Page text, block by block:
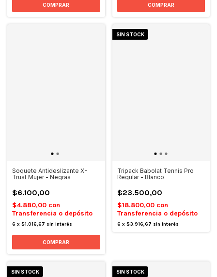
Soquete Antideslizante X-
Trust Mujer - Negras
$6.100,00
$4.880,00 con
Transferencia o depósito
6 x $1.016,67 sin interés
SIN STOCK
Tripack Babolat Tennis Pro
Regular - Blanco
$23.500,00
$18.800,00 con
Transferencia o depósito
6 x $3.916,67 sin interés
SIN STOCK SIN STOCK